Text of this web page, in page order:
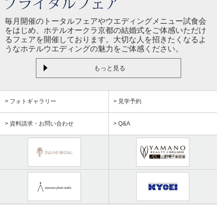
毎月開催のトータルフェアやウエディングメニュー試食会
をはじめ、ホテルオークラ京都の結婚式をご体感いただけ
るフェアを開催しております。大切な人を招きたくなるよ
うなホテルウエディングの魅力をご体感ください。
もっと見る
> フォトギャラリー > 見学予約
> 資料請求・お問い合わせ > Q&A